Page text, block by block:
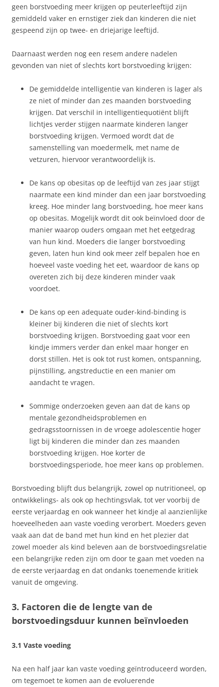
geen borstvoeding meer krijgen op peuterleeftijd zijn
gemiddeld vaker en ernstiger ziek dan kinderen die niet
gespeend zijn op twee- en driejarige leeftijd.
Daarnaast werden nog een resem andere nadelen
gevonden van niet of slechts kort borstvoeding krijgen:
De gemiddelde intelligentie van kinderen is lager als
ze niet of minder dan zes maanden borstvoeding
krijgen. Dat verschil in intelligentiequotiënt blijft
lichtjes verder stijgen naarmate kinderen langer
borstvoeding krijgen. Vermoed wordt dat de
samenstelling van moedermelk, met name de
vetzuren, hiervoor verantwoordelijk is.
De kans op obesitas op de leeftijd van zes jaar stijgt
naarmate een kind minder dan een jaar borstvoeding
kreeg. Hoe minder lang borstvoeding, hoe meer kans
op obesitas. Mogelijk wordt dit ook beïnvloed door de
manier waarop ouders omgaan met het eetgedrag
van hun kind. Moeders die langer borstvoeding
geven, laten hun kind ook meer zelf bepalen hoe en
hoeveel vaste voeding het eet, waardoor de kans op
overeten zich bij deze kinderen minder vaak
voordoet.
De kans op een adequate ouder-kind-binding is
kleiner bij kinderen die niet of slechts kort
borstvoeding krijgen. Borstvoeding gaat voor een
kindje immers verder dan enkel maar honger en
dorst stillen. Het is ook tot rust komen, ontspanning,
pijnstilling, angstreductie en een manier om
aandacht te vragen.
Sommige onderzoeken geven aan dat de kans op
mentale gezondheidsproblemen en
gedragsstoornissen in de vroege adolescentie hoger
ligt bij kinderen die minder dan zes maanden
borstvoeding krijgen. Hoe korter de
borstvoedingsperiode, hoe meer kans op problemen.
Borstvoeding blijft dus belangrijk, zowel op nutritioneel, op
ontwikkelings- als ook op hechtingsvlak, tot ver voorbij de
eerste verjaardag en ook wanneer het kindje al aanzienlijke
hoeveelheden aan vaste voeding verorbert. Moeders geven
vaak aan dat de band met hun kind en het plezier dat
zowel moeder als kind beleven aan de borstvoedingsrelatie
een belangrijke reden zijn om door te gaan met voeden na
de eerste verjaardag en dat ondanks toenemende kritiek
vanuit de omgeving.
3. Factoren die de lengte van de
borstvoedingsduur kunnen beïnvloeden
3.1 Vaste voeding
Na een half jaar kan vaste voeding geïntroduceerd worden,
om tegemoet te komen aan de evoluerende